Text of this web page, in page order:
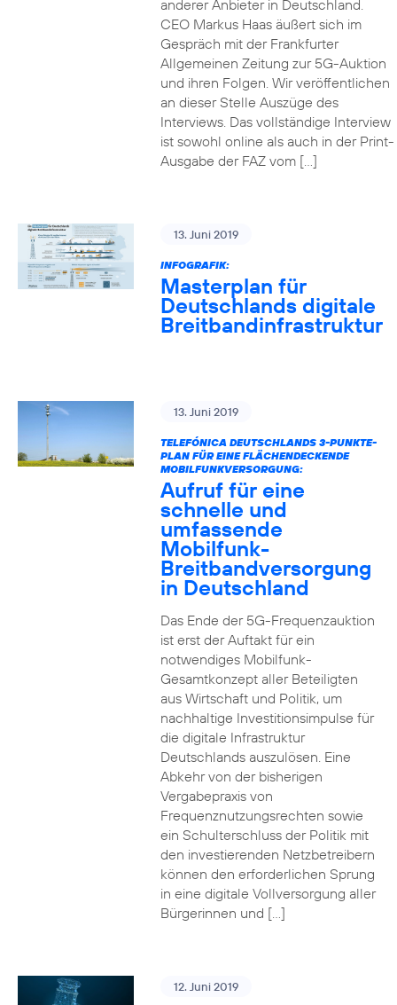
anderer Anbieter in Deutschland.
CEO Markus Haas äußert sich im
Gespräch mit der Frankfurter
Allgemeinen Zeitung zur 5G-Auktion
und ihren Folgen. Wir veröffentlichen
an dieser Stelle Auszüge des
Interviews. Das vollständige Interview
ist sowohl online als auch in der Print-
Ausgabe der FAZ vom […]
13. Juni 2019
INFOGRAFIK:
Masterplan für
Deutschlands digitale
Breitbandinfrastruktur
13. Juni 2019
TELEFÓNICA DEUTSCHLANDS 3-PUNKTE-
PLAN FÜR EINE FLÄCHENDECKENDE
MOBILFUNKVERSORGUNG:
Aufruf für eine
schnelle und
umfassende
Mobilfunk-
Breitbandversorgung
in Deutschland
Das Ende der 5G-Frequenzauktion
ist erst der Auftakt für ein
notwendiges Mobilfunk-
Gesamtkonzept aller Beteiligten
aus Wirtschaft und Politik, um
nachhaltige Investitionsimpulse für
die digitale Infrastruktur
Deutschlands auszulösen. Eine
Abkehr von der bisherigen
Vergabepraxis von
Frequenznutzungsrechten sowie
ein Schulterschluss der Politik mit
den investierenden Netzbetreibern
können den erforderlichen Sprung
in eine digitale Vollversorgung aller
Bürgerinnen und […]
12. Juni 2019